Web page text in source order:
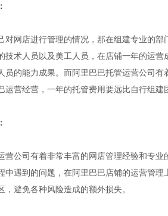
对网店进行管理的情况，那在组建专业的部
技术人员以及美工人员，在店铺一年的运营
员的能力成果。而阿里巴巴托管运营公司
运营经营，一年的托管费用要远比自行组建
营公司有着非常丰富的网店管理经验和专
中遇到的问题，在阿里巴巴店铺的运营管
，避免各种风险造成的额外损失。